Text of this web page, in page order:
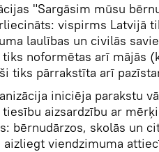
"Sargāsim mūsu
vispirms Latvijā
laulības un civilās
noformētas arī mājās
tiks pārrakstīta arī
iniciēja parakstu
aizsardzību ar
bērnudārzos, skolās un
viendzimuma